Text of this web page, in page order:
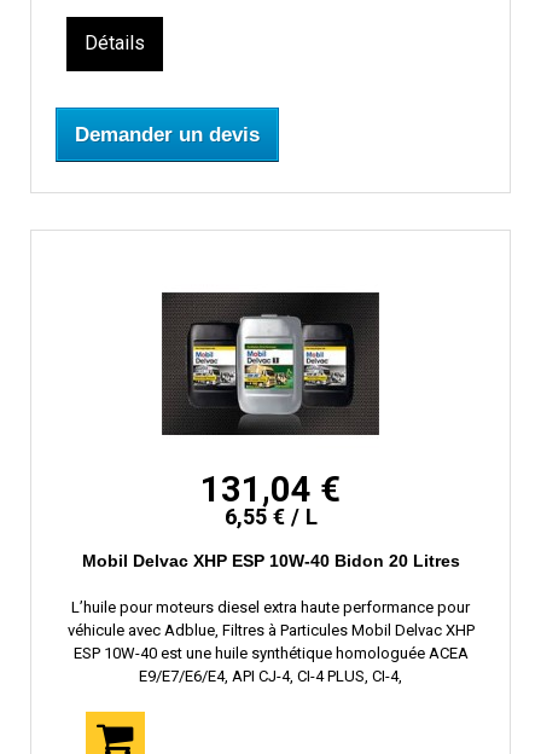
Détails
Demander un devis
131,04 €
6,55 € / L
Mobil Delvac XHP ESP 10W-40 Bidon 20 Litres
L’huile pour moteurs diesel extra haute performance pour
véhicule avec Adblue, Filtres à Particules Mobil Delvac XHP
ESP 10W-40 est une huile synthétique homologuée ACEA
E9/E7/E6/E4, API CJ-4, CI-4 PLUS, CI-4,